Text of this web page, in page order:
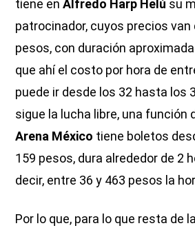
tiene en Alfredo Harp Helú su
patrocinador, cuyos precios van
pesos, con duración
que ahí el costo por hora de
puede ir desde los 32 hasta los
sigue la lucha libre, una función
Arena México tiene boletos
159 pesos, dura alrededor de 2
decir, entre 36 y 463 pesos la
Por lo que, para lo que resta de